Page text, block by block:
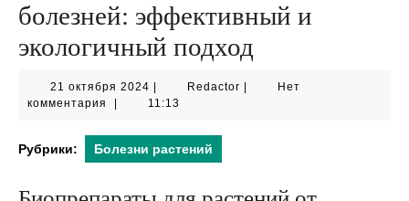
болезней: эффективный и
экологичный подход
21 октября 2024 21
октября
RedactorRedactor
Нет
комментария
11:13
Рубрики: Болезни растений